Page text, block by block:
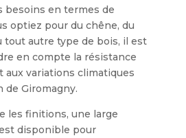
besoins en termes de
optiez pour du chêne, du
tout autre type de bois, il est
en compte la résistance
aux variations climatiques
de Giromagny.
les finitions, une large
disponible pour